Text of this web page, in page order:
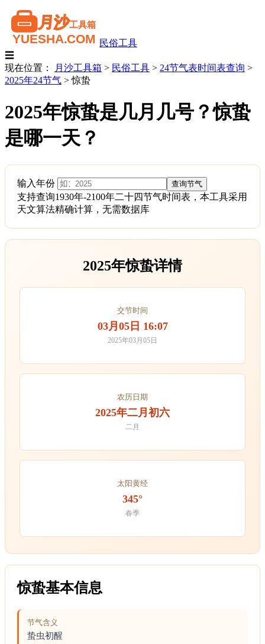
民俗工具
☰
现在位置：
月沙工具箱 > 民俗工具 > 24节气表时间表查询 >
2025年24节气 > 惊蛰
2025年惊蛰是几月几号？惊蛰
是哪一天？
输入年份
支持查询1930年-2100年二十四节气时间表，本工具采用
天文算法精确计算，无需数据库
2025年惊蛰详情
交节时间
03月05日 16:07
2025年03月05日
农历日期
2025年二月初六
二月
太阳黄经
345°
春季
惊蛰基本信息
节气含义
蛰虫初醒